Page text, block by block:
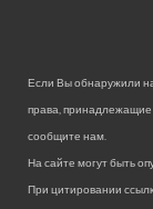
Если Вы обнаружили
права,
сообщите нам.
На сайте могут быть
При цитировании